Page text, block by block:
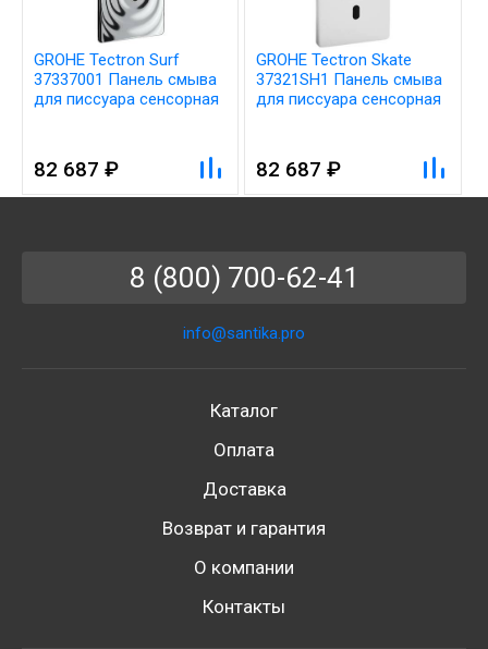
GROHE Tectron Surf
37337001 Панель смыва
для писсуара сенсорная
82 687 ₽
GROHE Tectron Skate
37321SH1 Панель смыва
для писсуара сенсорная
82 687 ₽
8 (800) 700-62-41
info@santika.pro
Каталог
Оплата
Доставка
Возврат и гарантия
О компании
Контакты